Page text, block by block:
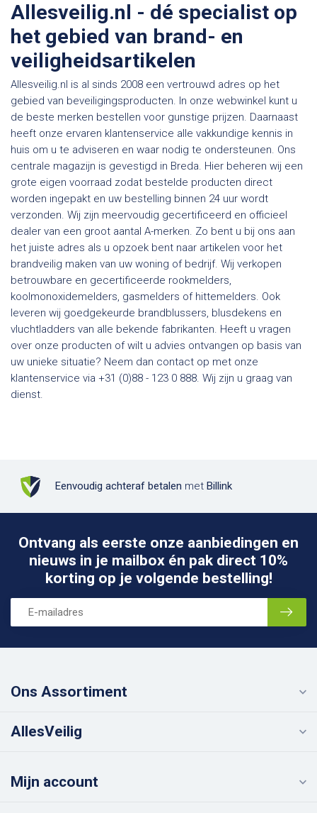
Allesveilig.nl - dé specialist op
het gebied van brand- en
veiligheidsartikelen
Allesveilig.nl is al sinds 2008 een vertrouwd adres op het
gebied van beveiligingsproducten. In onze webwinkel kunt u
de beste merken bestellen voor gunstige prijzen. Daarnaast
heeft onze ervaren klantenservice alle vakkundige kennis in
huis om u te adviseren en waar nodig te ondersteunen. Ons
centrale magazijn is gevestigd in Breda. Hier beheren wij een
grote eigen voorraad zodat bestelde producten direct
worden ingepakt en uw bestelling binnen 24 uur wordt
verzonden. Wij zijn meervoudig gecertificeerd en officieel
dealer van een groot aantal A-merken. Zo bent u bij ons aan
het juiste adres als u opzoek bent naar artikelen voor het
brandveilig maken van uw woning of bedrijf. Wij verkopen
betrouwbare en gecertificeerde rookmelders,
koolmonoxidemelders, gasmelders of hittemelders. Ook
leveren wij goedgekeurde brandblussers, blusdekens en
vluchtladders van alle bekende fabrikanten. Heeft u vragen
over onze producten of wilt u advies ontvangen op basis van
uw unieke situatie? Neem dan contact op met onze
klantenservice via +31 (0)88 - 123 0 888. Wij zijn u graag van
dienst.
Eenvoudig achteraf betalen met Billink
Ontvang als eerste onze aanbiedingen en
nieuws in je mailbox én pak direct 10%
korting op je volgende bestelling!
Ons Assortiment
AllesVeilig
Mijn account